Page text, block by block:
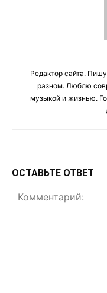
Редактор сайта.
разном. Люблю
музыкой и жизнью.
ОСТАВЬТЕ ОТВЕТ